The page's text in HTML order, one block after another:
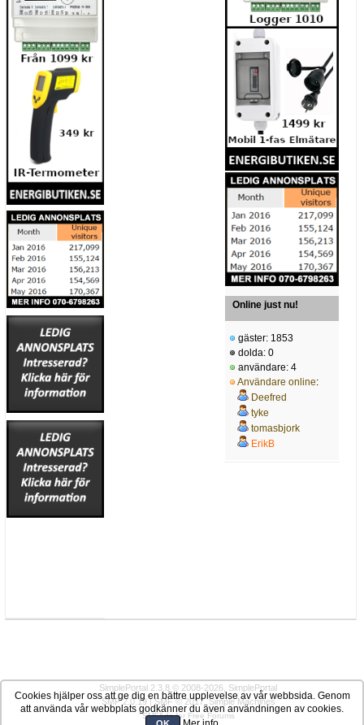
Online just nu!
gäster: 1853
dolda: 0
användare: 4
Användare online:
Deefred
tyke
tomasbjork
ErikB
SimplePortal 2.3.8 © 2008-2026, SimplePortal
SMF 2.0.19|SMF © 2017,Simple Machines
SMFAdsfor Free Forums
Cookies hjälper oss att ge dig en bättre upplevelse av vår webbsida. Genom
att använda vår webbplats godkänner du även användningen av cookies.